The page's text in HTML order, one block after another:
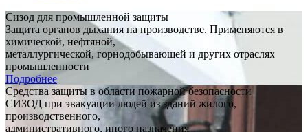
Сизод для промышленной защиты
Защита органов дыхания на производстве. Применяются в
химической, нефтяной,
металлургической, горнодобывающей и других отраслях
промышленности
Подробнее
Средства защиты в области пожарной безопасности
СИЗОД при эвакуации людей из зданий жилого,
производственного,
административного, иного назначения